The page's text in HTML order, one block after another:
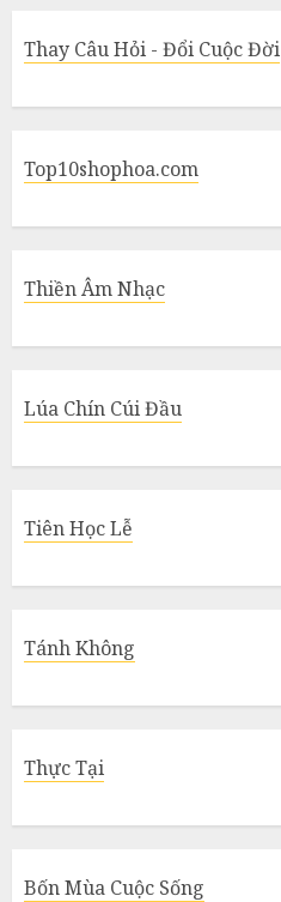
Thay Câu Hỏi - Đổi Cuộc Đời
Top10shophoa.com
Thiền Âm Nhạc
Lúa Chín Cúi Đầu
Tiên Học Lễ
Tánh Không
Thực Tại
Bốn Mùa Cuộc Sống